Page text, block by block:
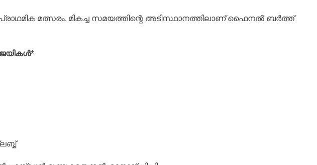
മത്സരം. മികച്ച സമയത്തിന്റെ അടിസ്ഥാനത്തിലാണ് ഫൈനല്‍ ബര്‍ത്ത്